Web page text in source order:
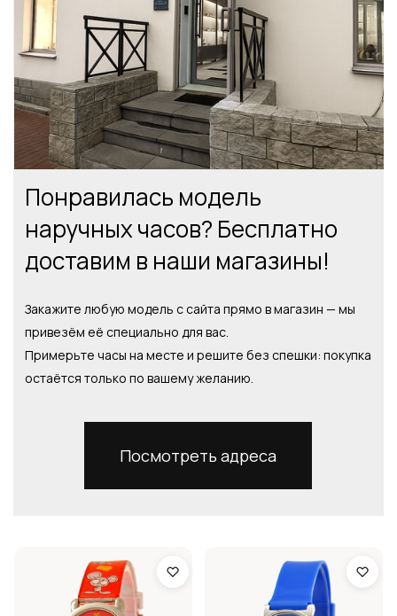
Понравилась модель
наручных часов? Бесплатно
доставим в наши магазины!
Закажите любую модель с сайта прямо в магазин — мы
привезём её специально для вас.
Примерьте часы на месте и решите без спешки: покупка
остаётся только по вашему желанию.
Посмотреть адреса